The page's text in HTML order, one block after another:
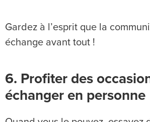
Gardez à l’esprit que la
échange avant tout !
6. Profiter des
échanger en personne